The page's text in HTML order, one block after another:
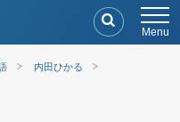
メ
ニ
ュ
Menu
内田ひかる